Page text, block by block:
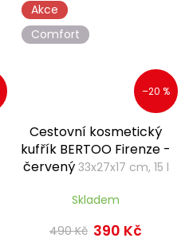
Akce
Comfort
–20 %
Cestovní kosmetický
kufřík BERTOO Firenze -
červený 33x27x17 cm, 15 l
Skladem
490 Kč 390 Kč